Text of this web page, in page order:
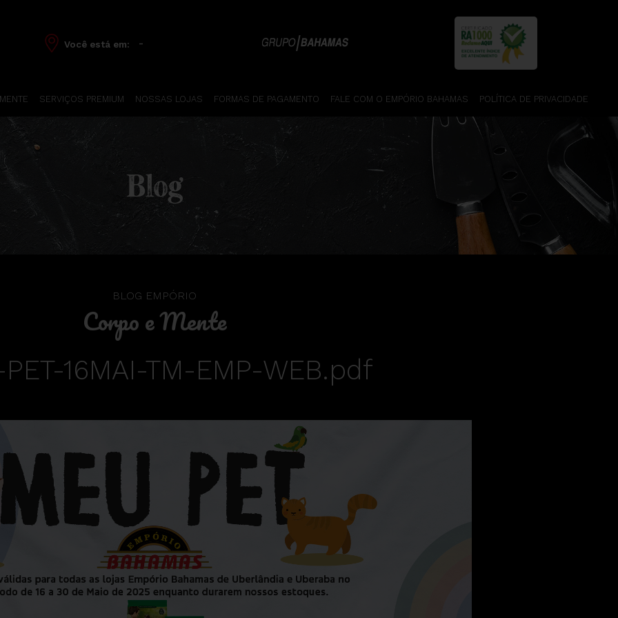
Você está em: -
SERVIÇOS PREMIUM NOSSAS LOJAS FORMAS DE PAGAMENTO FALE COM O EMPÓRIO BAHAMAS POLÍTICA DE PRIVACIDADE
Blog
BLOG EMPÓRIO
Corpo e Mente
16MAI-TM-EMP-WEB.pdf